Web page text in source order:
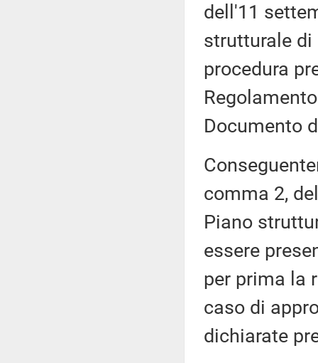
dell'11
strutturale
procedura
Documento
comma 2,
Piano
essere
per prima la
caso di
dichiarate